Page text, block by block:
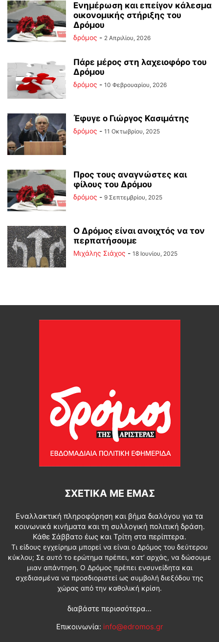
Ενημέρωση και επείγον κάλεσμα
οικονομικής στήριξης του
Δρόμου
δρόμος - 2 Απριλίου, 2026
Πάρε μέρος στη λαχειοφόρο του
Δρόμου
δρόμος - 10 Φεβρουαρίου, 2026
Έφυγε ο Γιώργος Κασιμάτης
δρόμος - 11 Οκτωβρίου, 2025
Προς τους αναγνώστες και
φίλους του Δρόμου
δρόμος - 9 Σεπτεμβρίου, 2025
Ο Δρόμος είναι ανοιχτός να τον
περπατήσουμε
Μιχάλης Σιάχος - 18 Ιουνίου, 2025
ΣΧΕΤΙΚΆ ΜΕ ΕΜΆΣ
Εναλλακτική πληροφόρηση και βήμα διαλόγου για τα
κοινωνικά κινήματα και τη συλλογική πολιτική δράση.
Κάθε Σάββατο έως και Τρίτη στα περίπτερα.
Τι είδους εγχείρημα μπορεί να είναι ο Δρόμος του δεύτερου
κύκλου; Σε αυτό το ερώτημα πρέπει, κατ’ αρχάς, να δώσουμε
μιαν απάντηση. Ο Δρόμος πρέπει ενσυνείδητα και
σχεδιασμένα να προσδιοριστεί ως συμβολή διεξόδου της
χώρας από την καθολική κρίση.
διαβάστε περισσότερα...
Επικοινωνία: info@edromos.gr